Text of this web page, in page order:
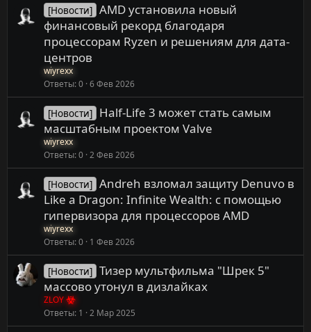
[Новости] AMD установила новый
финансовый рекорд благодаря
процессорам Ryzen и решениям для дата-
центров
wiyrexx
Ответы 0 6 Фев 2026
[Новости] Half-Life 3 может стать самым
масштабным проектом Valve
wiyrexx
Ответы 0 2 Фев 2026
[Новости] Andreh взломал защиту Denuvo в
Like a Dragon: Infinite Wealth: с помощью
гипервизора для процессоров AMD
wiyrexx
Ответы 0 1 Фев 2026
[Новости] Тизер мультфильма "Шрек 5"
массово утонул в дизлайках
ZLOY
Ответы 1 2 Мар 2025